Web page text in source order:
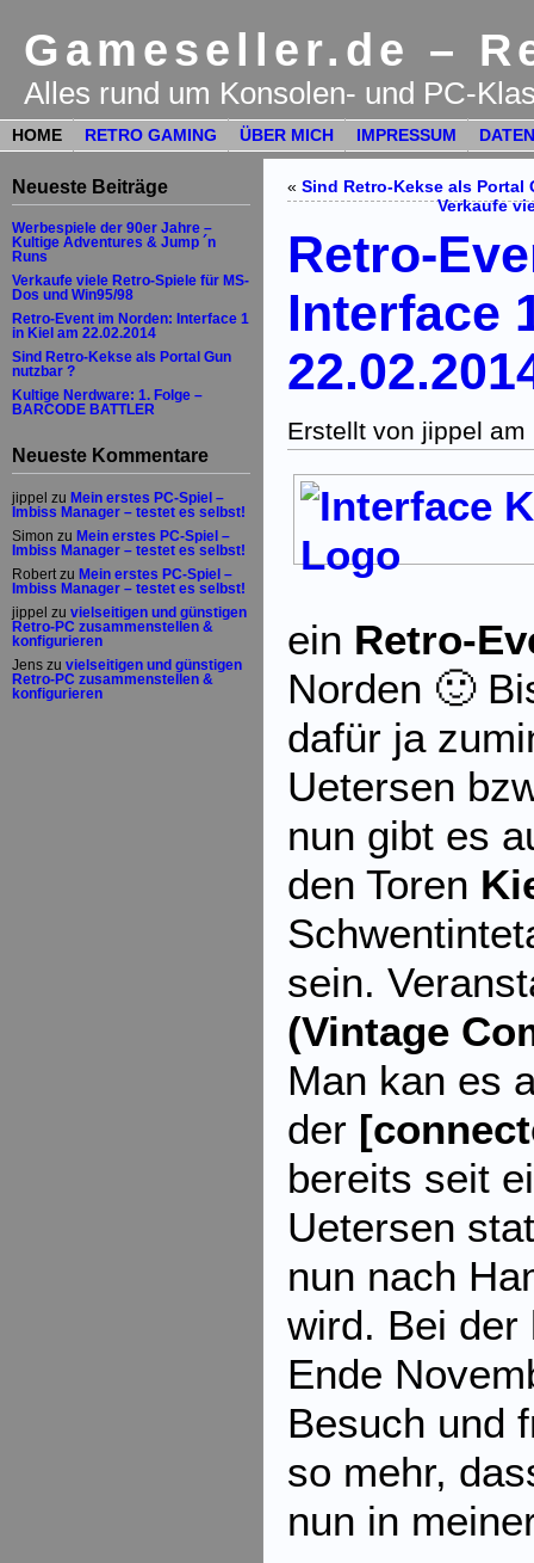
Gameseller.de –
Alles rund um Konsolen- und PC-
HOME RETRO GAMING ÜBER MICH IMPRESSUM
Neueste Beiträge
Werbespiele der 90er Jahre –
Kultige Adventures & Jump ´n
Runs
Verkaufe viele Retro-Spiele für MS-
Dos und Win95/98
Retro-Event im Norden: Interface 1
in Kiel am 22.02.2014
Sind Retro-Kekse als Portal Gun
nutzbar ?
Kultige Nerdware: 1. Folge –
BARCODE BATTLER
Neueste Kommentare
jippel zu Mein erstes PC-Spiel –
Imbiss Manager – testet es selbst!
Simon zu Mein erstes PC-Spiel –
Imbiss Manager – testet es selbst!
Robert zu Mein erstes PC-Spiel –
Imbiss Manager – testet es selbst!
jippel zu vielseitigen und günstigen
Retro-PC zusammenstellen &
konfigurieren
Jens zu vielseitigen und günstigen
Retro-PC zusammenstellen &
konfigurieren
« Sind Retro-Kekse als Portal
Verkaufe
Retro-
Interface
Erstellt von jippel
ein Retro-
Norden 🙂
dafür ja
Uetersen
nun gibt es
den Toren
sein.
(Vintage
Man kan es
der
bereits seit
Uetersen
nun nach
wird. Bei der
Ende
Besuch und
so mehr,
nun in